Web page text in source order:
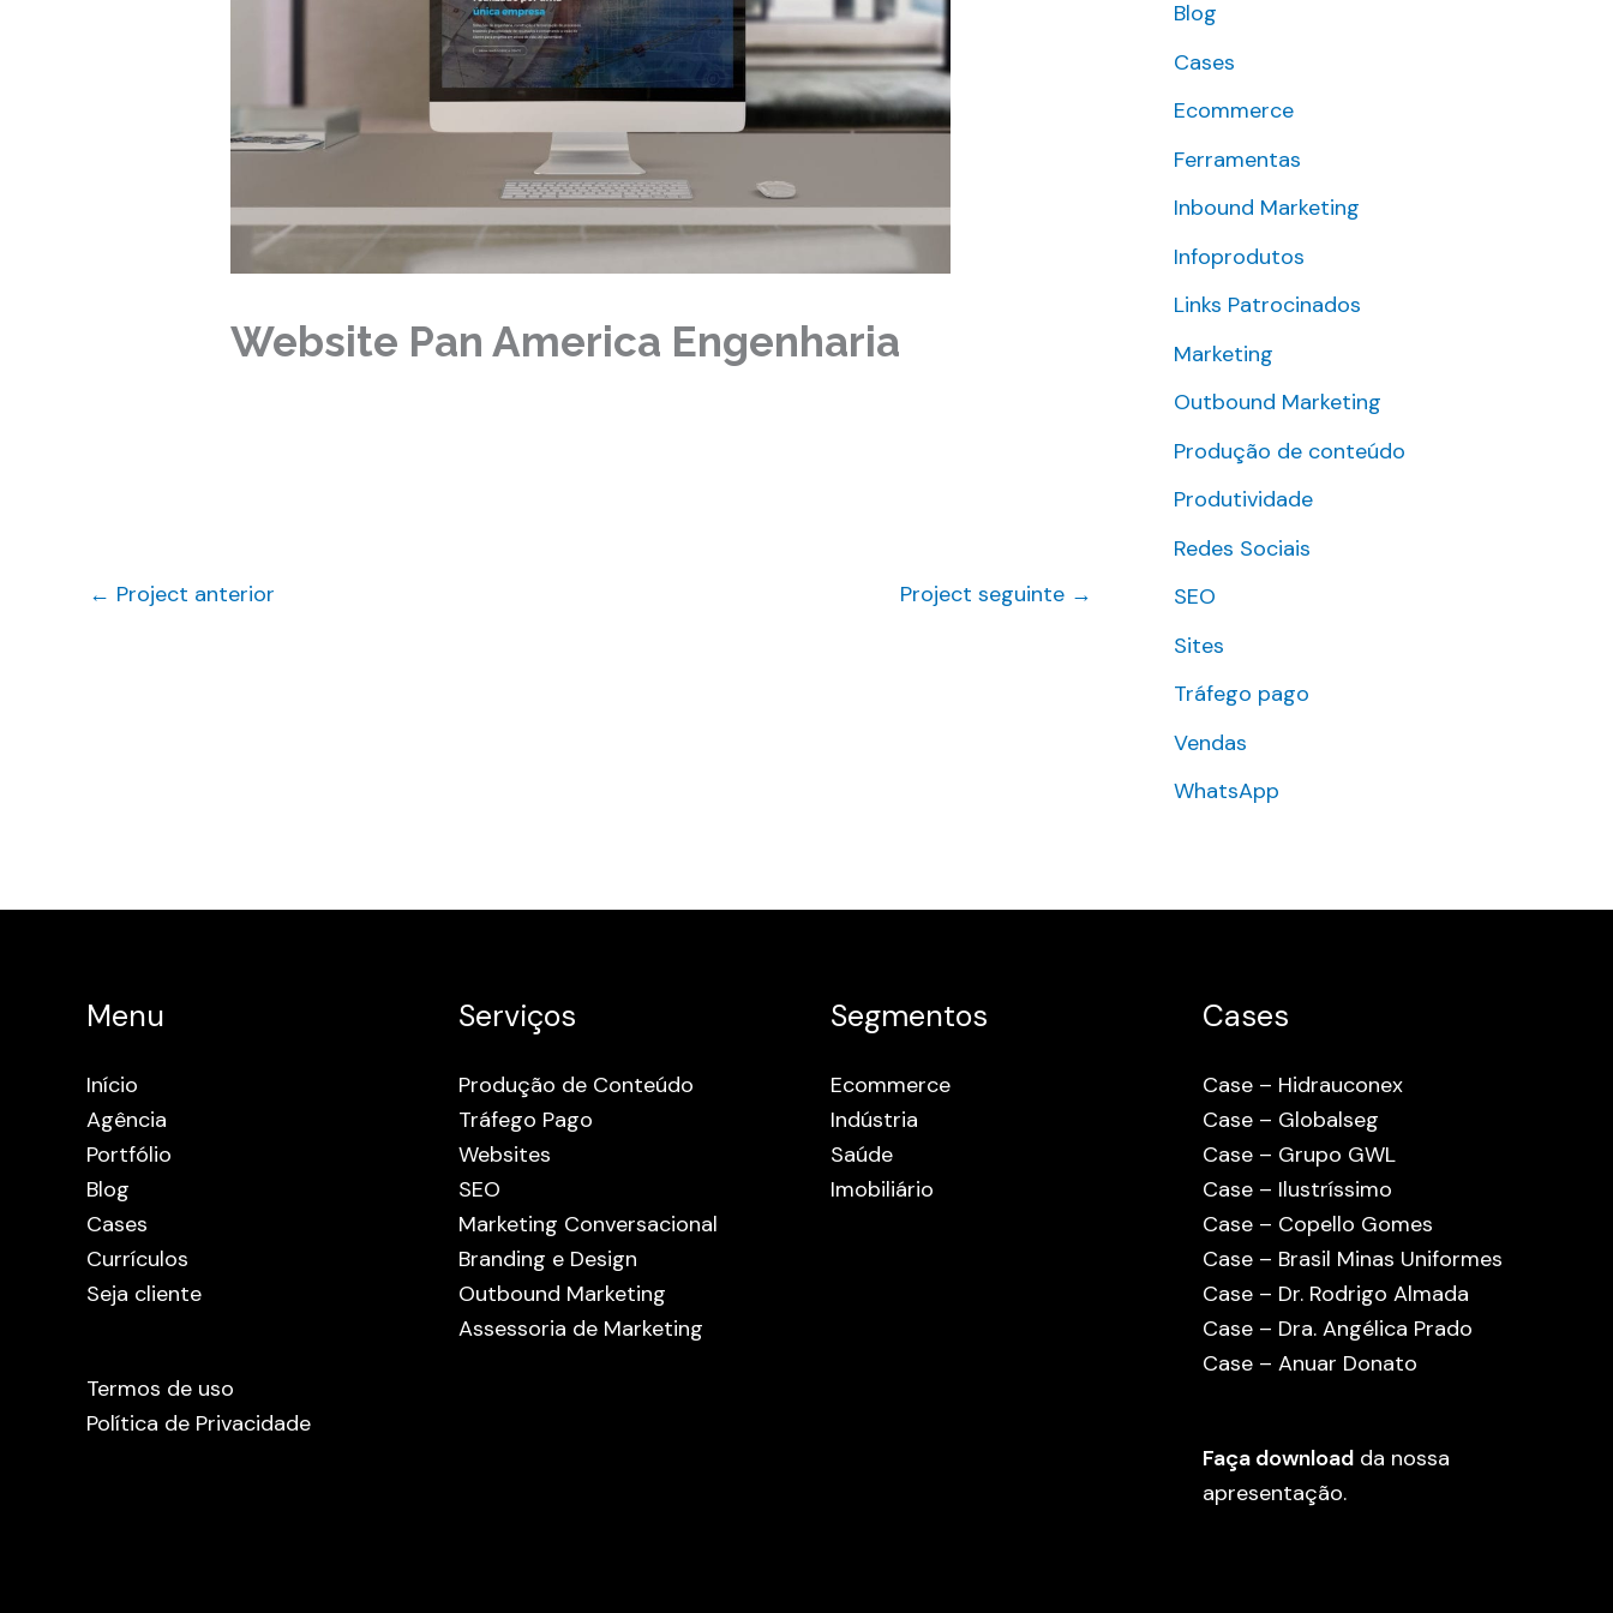
Website Pan America Engenharia
← Project anterior Project seguinte →
s
a
r
p
Blog
Cases
Ecommerce
Ferramentas
Inbound Marketing
Infoprodutos
Links Patrocinados
Marketing
Outbound Marketing
Produção de conteúdo
Produtividade
Redes Sociais
SEO
Sites
Tráfego pago
Vendas
WhatsApp
Menu
Início
Agência
Portfólio
Blog
Cases
Currículos
Seja cliente
Termos de uso
Política de Privacidade
Serviços
Produção de Conteúdo
Tráfego Pago
Websites
SEO
Marketing Conversacional
Branding e Design
Outbound Marketing
Assessoria de Marketing
Segmentos
Ecommerce
Indústria
Saúde
Imobiliário
Cases
Case – Hidrauconex
Case – Globalseg
Case – Grupo GWL
Case – Ilustríssimo
Case – Copello Gomes
Case – Brasil Minas Uniformes
Case – Dr. Rodrigo Almada
Case – Dra. Angélica Prado
Case – Anuar Donato
Faça download da nossa
apresentação.